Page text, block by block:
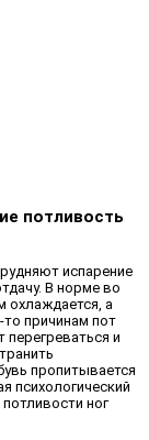
потливость
испарение
В норме во
охлаждается, а
то причинам пот
перегреваться и
пропитывается
психологический
ног